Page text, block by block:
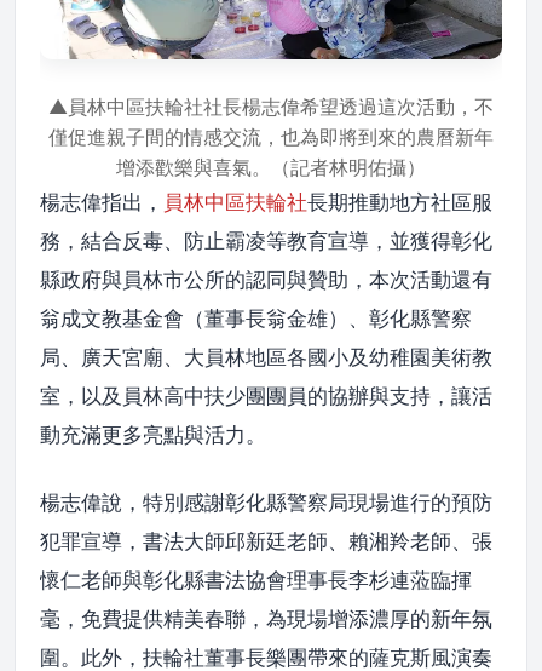
▲員林中區扶輪社社長楊志偉希望透過這次活動，不
僅促進親子間的情感交流，也為即將到來的農曆新年
增添歡樂與喜氣。（記者林明佑攝）
楊志偉指出， 員林中區扶輪社長期推動地方社區服
務，結合反毒、防止霸凌等教育宣導，並獲得彰化
縣政府與員林市公所的認同與贊助，本次活動還有
翁成文教基金會（董事長翁金雄）、彰化縣警察
局、廣天宮廟、大員林地區各國小及幼稚園美術教
室，以及員林高中扶少團團員的協辦與支持，讓活
動充滿更多亮點與活力。
楊志偉說，特別感謝彰化縣警察局現場進行的預防
犯罪宣導，書法大師邱新廷老師、賴湘羚老師、張
懷仁老師與彰化縣書法協會理事長李杉連蒞臨揮
毫，免費提供精美春聯，為現場增添濃厚的新年氛
圍。此外，扶輪社董事長樂團帶來的薩克斯風演奏